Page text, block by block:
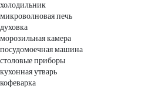
холодильник
микроволновая печь
духовка
морозильная камера
посудомоечная машина
столовые приборы
кухонная утварь
кофеварка